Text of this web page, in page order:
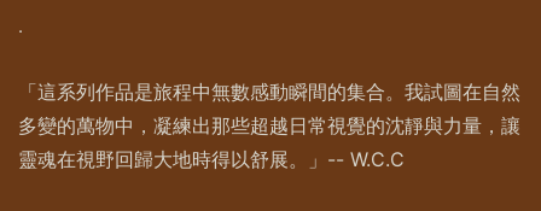
.
「這系列作品是旅程中無數感動瞬間的集合。我試圖在自然
多變的萬物中，凝練出那些超越日常視覺的沈靜與力量，讓
靈魂在視野回歸大地時得以舒展。」-- W.C.C